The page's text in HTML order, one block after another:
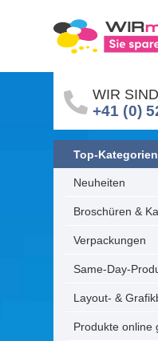
WIR
+41 (0)
Top-Kategorien
Neuheiten
Broschüren &
Verpackungen
Same-Day-
Layout- &
Produkte online